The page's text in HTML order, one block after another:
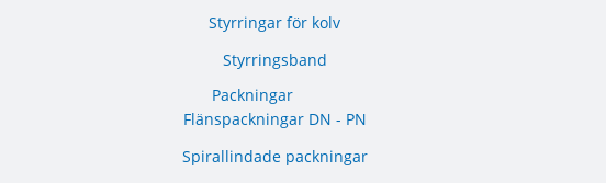
Styrringar för kolv
Styrringsband
Packningar
Flänspackningar DN - PN
Spirallindade packningar